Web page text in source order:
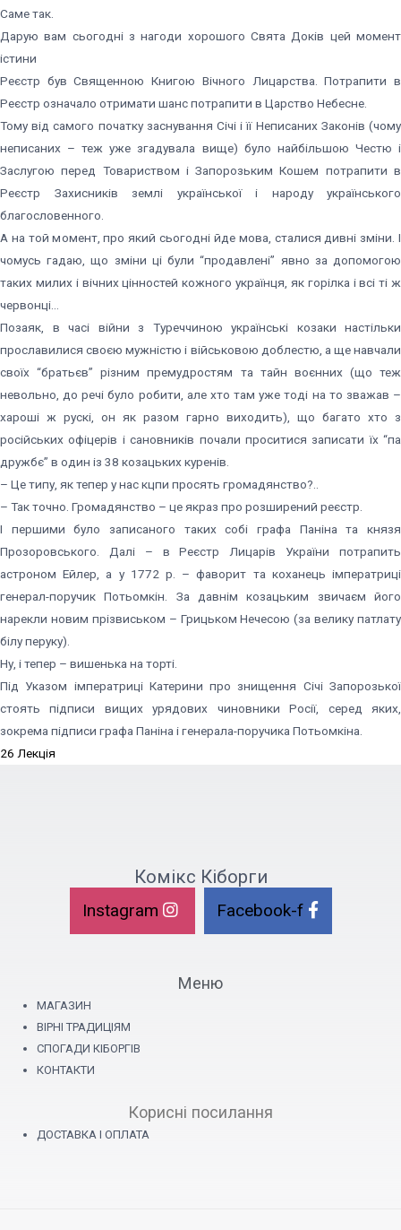
Саме так.
Дарую вам сьогодні з нагоди хорошого Свята Доків цей момент
істини
Реєстр був Священною Книгою Вічного Лицарства. Потрапити в
Реєстр означало отримати шанс потрапити в Царство Небесне.
Тому від самого початку заснування Січі і її Неписаних Законів (чому
неписаних – теж уже згадувала вище) було найбільшою Честю і
Заслугою перед Товариством і Запорозьким Кошем потрапити в
Реєстр Захисників землі української і народу українського
благословенного.
А на той момент, про який сьогодні йде мова, сталися дивні зміни. І
чомусь гадаю, що зміни ці були “продавлені” явно за допомогою
таких милих і вічних цінностей кожного українця, як горілка і всі ті ж
червонці…
Позаяк, в часі війни з Туреччиною українські козаки настільки
прославилися своєю мужністю і військовою доблестю, а ще навчали
своїх “братьєв” різним премудростям та тайн воєнних (що теж
невольно, до речі було робити, але хто там уже тоді на то зважав –
хароші ж рускі, он як разом гарно виходить), що багато хто з
російських офіцерів і сановників почали проситися записати їх “па
дружбє” в один із 38 козацьких куренів.
– Це типу, як тепер у нас кцпи просять громадянство?..
– Так точно. Громадянство – це якраз про розширений реєстр.
І першими було записаного таких собі графа Паніна та князя
Прозоровського. Далі – в Реєстр Лицарів України потрапить
астроном Ейлер, а у 1772 р. – фаворит та коханець імператриці
генерал-поручик Потьомкін. За давнім козацьким звичаєм його
нарекли новим прізвиськом – Грицьком Нечесою (за велику патлату
білу перуку).
Ну, і тепер – вишенька на торті.
Під Указом імператриці Катерини про знищення Січі Запорозької
стоять підписи вищих урядових чиновники Росії, серед яких,
зокрема підписи графа Паніна і генерала-поручика Потьомкіна.
26 Лекція
Комікс Кіборги
Instagram Facebook-f
Меню
МАГАЗИН
ВІРНІ ТРАДИЦІЯМ
СПОГАДИ КІБОРГІВ
КОНТАКТИ
Корисні посилання
ДОСТАВКА І ОПЛАТА